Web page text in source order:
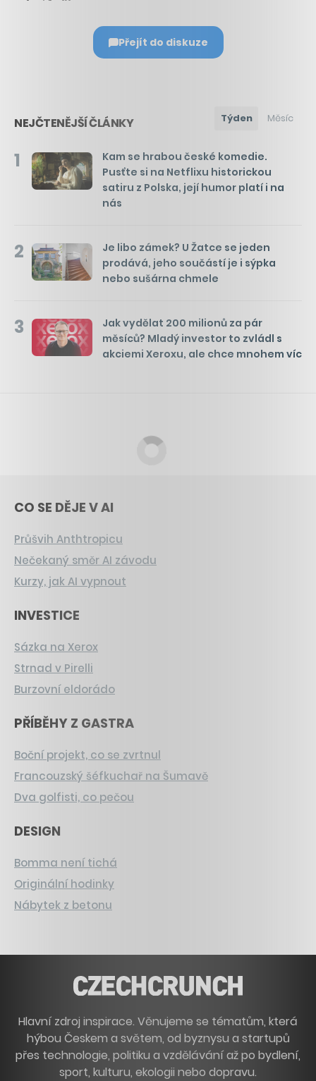
Přejít do diskuze
NEJČTENĚJŠÍ ČLÁNKY Týden Měsíc
1
Kam se hrabou české komedie.
Pusťte si na Netflixu historickou
satiru z Polska, její humor platí i na
nás
2
Je libo zámek? U Žatce se jeden
prodává, jeho součástí je i sýpka
nebo sušárna chmele
3
Jak vydělat 200 milionů za pár
měsíců? Mladý investor to zvládl s
akciemi Xeroxu, ale chce mnohem víc
CO SE DĚJE V AI
Průšvih Anthtropicu
Nečekaný směr AI závodu
Kurzy, jak AI vypnout
INVESTICE
Sázka na Xerox
Strnad v Pirelli
Burzovní eldorádo
PŘÍBĚHY Z GASTRA
Boční projekt, co se zvrtnul
Francouzský šéfkuchař na Šumavě
Dva golfisti, co pečou
DESIGN
Bomma není tichá
Originální hodinky
Nábytek z betonu
Hlavní zdroj inspirace. Věnujeme se tématům, která
hýbou Českem a světem, od byznysu a startupů
přes technologie, politiku a vzdělávání až po bydlení,
sport, kulturu, ekologii nebo dopravu.